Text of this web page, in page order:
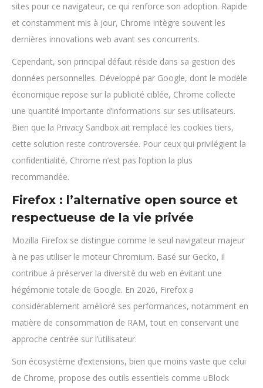
sites pour ce navigateur, ce qui renforce son adoption. Rapide
et constamment mis à jour, Chrome intègre souvent les
dernières innovations web avant ses concurrents.
Cependant, son principal défaut réside dans sa gestion des
données personnelles. Développé par Google, dont le modèle
économique repose sur la publicité ciblée, Chrome collecte
une quantité importante d’informations sur ses utilisateurs.
Bien que la Privacy Sandbox ait remplacé les cookies tiers,
cette solution reste controversée. Pour ceux qui privilégient la
confidentialité, Chrome n’est pas l’option la plus
recommandée.
Firefox : l’alternative open source et
respectueuse de la vie privée
Mozilla Firefox se distingue comme le seul navigateur majeur
à ne pas utiliser le moteur Chromium. Basé sur Gecko, il
contribue à préserver la diversité du web en évitant une
hégémonie totale de Google. En 2026, Firefox a
considérablement amélioré ses performances, notamment en
matière de consommation de RAM, tout en conservant une
approche centrée sur l’utilisateur.
Son écosystème d’extensions, bien que moins vaste que celui
de Chrome, propose des outils essentiels comme uBlock